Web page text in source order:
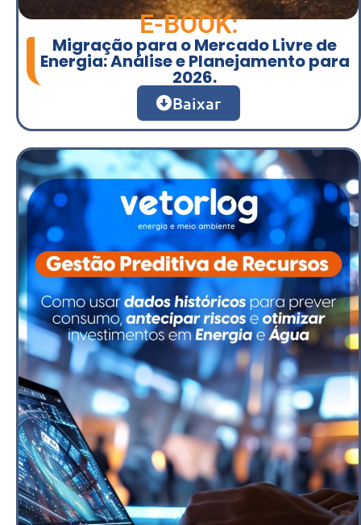
E-BOOK:
Migração para o Mercado Livre de
Energia: Análise e Planejamento para
2026.
Baixar